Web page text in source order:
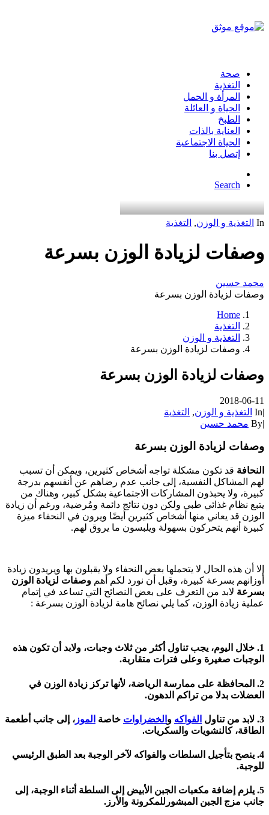
صحة
التغذية
المرأة و الحمل
الحياة و العائلة
الطبخ
العناية بالذات
الحياة الاجتماعية
إتصل بنا
Search
In التغذية و الوزن, التغذية
وصفات لزيادة الوزن بسرعة
محمد حسين
وصفات لزيادة الوزن بسرعة
Home
التغذية
التغذية و الوزن
وصفات لزيادة الوزن بسرعة
وصفات لزيادة الوزن بسرعة
2018-06-11
|
In التغذية و الوزن, التغذية
|
By محمد حسين
وصفات لزيادة الوزن بسرعة
النحافة قد تكون مشكلة تواجه أشخاص كثيرين، ويمكن أن تسبب
لهم المشاكل النفسية، إلى جانب عدم رضاهم عن أنفسهم بدرجة
كبيرة، ولا يحبذون المشاركات الاجتماعية بشكل كبير، وهناك من
يتبع نظام غذائي طبي ولكن دون نتائج دائمة ومُرضية، ورغم أن زيادة
الوزن قد يعاني منها أشخاص كثيرين أيضًا ويرون في النحفاء ميزة
كبيرة أنهم يتحركون بسهولة ويلبسون ما يروق لهم.
إلا أن هذه الحال لا يتحملها بعض النحفاء ولا يقبلون بها ويريدون زيادة
أوزانهم بسرعة كبيرة، وقبل أن نورد لكم أهم وصفات لزيادة الوزن
بسرعة لابد من التعرف على بعض النصائح التي تساعد في إتمام
عملية زيادة الوزن، كما يلي نصائح هامة لزيادة الوزن بسرعة :
1. خلال اليوم، يجب تناول أكثر من ثلاث وجبات، ولابد أن تكون هذه
الوجبات صغيرة وعلى فترات متقاربة.
2. المحافظة على ممارسة الرياضة، لأنها تركز زيادة الوزن في
العضلات بدلا من تراكم الدهون.
3. لابد من تناول الفواكه و الخضراوات خاصة الموز ، إلى جانب أطعمة
الطاقة، كالنشويات والسكريات.
4. ينصح بتأجيل السلطات والفواكه لآخر الوجبة بعد الطبق الرئيسي
للوجبة.
5. يلزم إضافة مكعبات الجبن الأبيض إلى السلطة أثناء الوجبة، إلى
جانب مزج الجبن المبشورللمكرونة والأرز.